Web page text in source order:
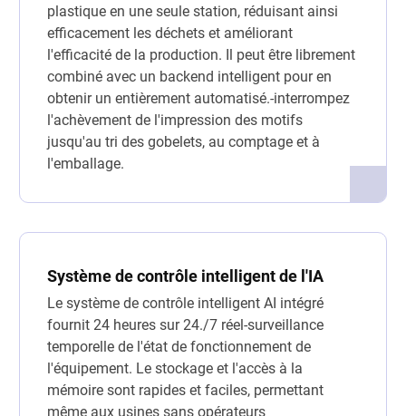
plastique en une seule station, réduisant ainsi
efficacement les déchets et améliorant
l'efficacité de la production. Il peut être librement
combiné avec un backend intelligent pour en
obtenir un entièrement automatisé.-interrompez
l'achèvement de l'impression des motifs
jusqu'au tri des gobelets, au comptage et à
l'emballage.
Système de contrôle intelligent de l'IA
Le système de contrôle intelligent AI intégré
fournit 24 heures sur 24./7 réel-surveillance
temporelle de l'état de fonctionnement de
l'équipement. Le stockage et l'accès à la
mémoire sont rapides et faciles, permettant
même aux usines sans opérateurs